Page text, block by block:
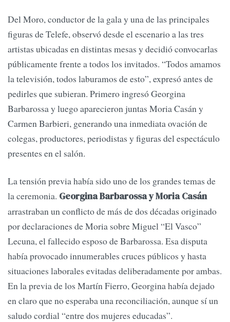
Del Moro, conductor de la gala y una de las principales
figuras de Telefe, observó desde el escenario a las tres
artistas ubicadas en distintas mesas y decidió convocarlas
públicamente frente a todos los invitados. “Todos amamos
la televisión, todos laburamos de esto”, expresó antes de
pedirles que subieran. Primero ingresó Georgina
Barbarossa y luego aparecieron juntas Moria Casán y
Carmen Barbieri, generando una inmediata ovación de
colegas, productores, periodistas y figuras del espectáculo
presentes en el salón.
La tensión previa había sido uno de los grandes temas de
la ceremonia. Georgina Barbarossa y Moria Casán
arrastraban un conflicto de más de dos décadas originado
por declaraciones de Moria sobre Miguel “El Vasco”
Lecuna, el fallecido esposo de Barbarossa. Esa disputa
había provocado innumerables cruces públicos y hasta
situaciones laborales evitadas deliberadamente por ambas.
En la previa de los Martín Fierro, Georgina había dejado
en claro que no esperaba una reconciliación, aunque sí un
saludo cordial “entre dos mujeres educadas”.